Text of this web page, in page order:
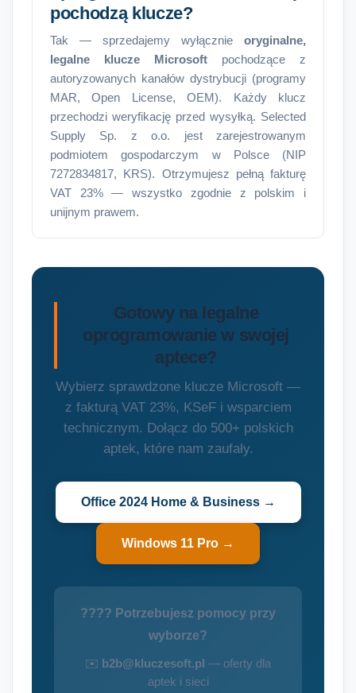
pochodzą klucze?
Tak — sprzedajemy wyłącznie oryginalne,
legalne klucze Microsoft pochodzące z
autoryzowanych kanałów dystrybucji (programy
MAR, Open License, OEM). Każdy klucz
przechodzi weryfikację przed wysyłką. Selected
Supply Sp. z o.o. jest zarejestrowanym
podmiotem gospodarczym w Polsce (NIP
7272834817, KRS). Otrzymujesz pełną fakturę
VAT 23% — wszystko zgodnie z polskim i
unijnym prawem.
Gotowy na legalne
oprogramowanie w swojej
aptece?
Wybierz sprawdzone klucze Microsoft —
z fakturą VAT 23%, KSeF i wsparciem
technicznym. Dołącz do 500+ polskich
aptek, które nam zaufały.
Office 2024 Home & Business →
Windows 11 Pro →
???? Potrzebujesz pomocy przy
wyborze?
✉️ b2b@kluczesoft.pl — oferty dla
aptek i sieci